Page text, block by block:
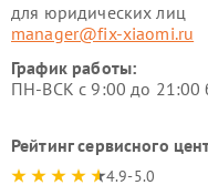
для юридических лиц
manager@fix-xiaomi.ru
График работы:
ПН-ВСК с 9:00 до 21:00
Рейтинг сервисного
4.9-5.0